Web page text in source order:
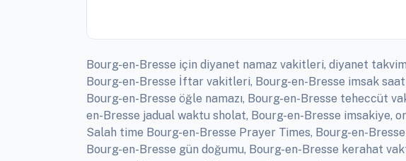
Bourg-en-Bresse için diyanet namaz vakitleri, diyanet
Bourg-en-Bresse İftar vakitleri, Bourg-en-Bresse imsak
Bourg-en-Bresse öğle namazı, Bourg-en-Bresse teheccüt
en-Bresse jadual waktu sholat, Bourg-en-Bresse imsakiye,
Salah time Bourg-en-Bresse Prayer Times, Bourg-en-
Bourg-en-Bresse gün doğumu, Bourg-en-Bresse kerahat